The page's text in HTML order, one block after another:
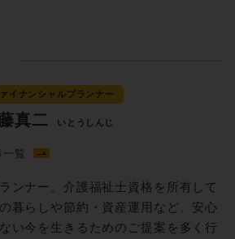
イナンシャルプランナー
真二 いとうしんじ
覧
ンナー。介護福祉士資格を所有して
暮らしや節約・資産運用など、安心
い今を生きるためのご提案を多く行